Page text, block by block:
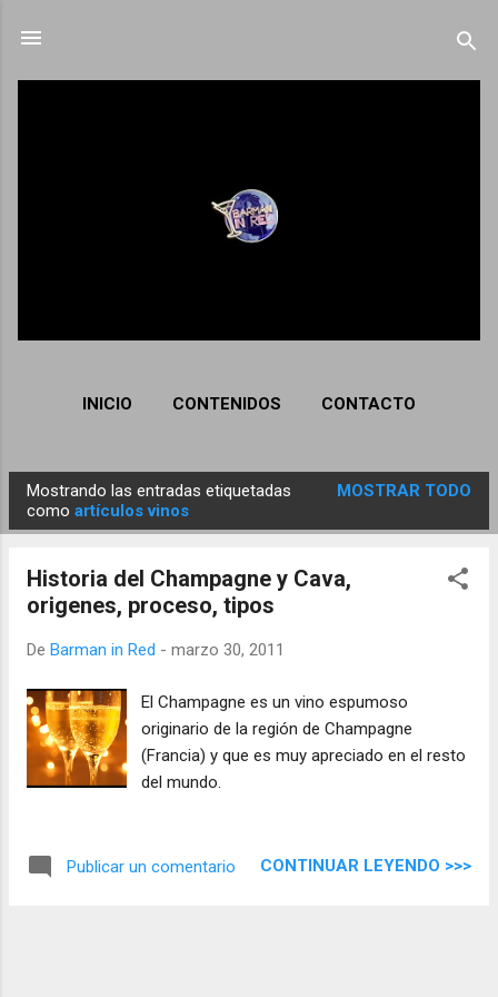
INICIO CONTENIDOS CONTACTO
n
Mostrando las entradas etiquetadas
como artículos vinos
MOSTRAR TODO
Historia del Champagne y Cava,
origenes, proceso, tipos
De Barman in Red - marzo 30, 2011
El Champagne es un vino espumoso
originario de la región de Champagne
(Francia) y que es muy apreciado en el resto
del mundo.
Publicar un comentario CONTINUAR LEYENDO >>>